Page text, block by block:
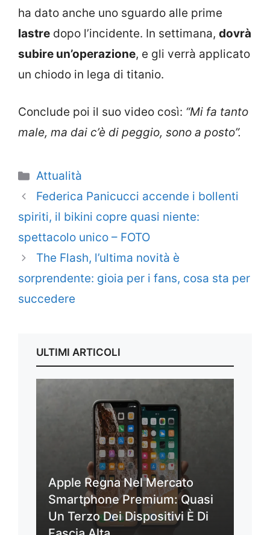
ha dato anche uno sguardo alle prime
lastre dopo l’incidente. In settimana, dovrà
subire un’operazione, e gli verrà applicato
un chiodo in lega di titanio.
Conclude poi il suo video così: “Mi fa tanto
male, ma dai c’è di peggio, sono a posto”.
Categorie
Attualità
Federica Panicucci accende i bollenti
spiriti, il bikini copre quasi niente:
spettacolo unico – FOTO
The Flash, l’ultima novità è
sorprendente: gioia per i fans, cosa sta per
succedere
ULTIMI ARTICOLI
Apple Regna Nel Mercato
Smartphone Premium: Quasi
Un Terzo Dei Dispositivi È Di